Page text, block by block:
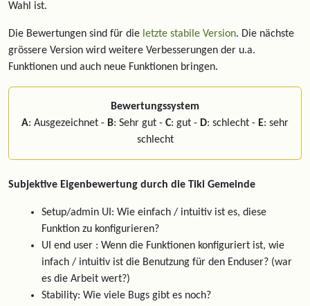
Wahl ist.
Die Bewertungen sind für die letzte stabile Version. Die nächste
grössere Version wird weitere Verbesserungen der u.a.
Funktionen und auch neue Funktionen bringen.
Bewertungssystem
A: Ausgezeichnet - B: Sehr gut - C: gut - D: schlecht - E: sehr
schlecht
Subjektive Eigenbewertung durch die Tiki Gemeinde
Setup/admin UI: Wie einfach / intuitiv ist es, diese
Funktion zu konfigurieren?
UI end user : Wenn die Funktionen konfiguriert ist, wie
infach / intuitiv ist die Benutzung für den Enduser? (war
es die Arbeit wert?)
Stability: Wie viele Bugs gibt es noch?